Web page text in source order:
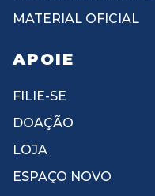
MATERIAL OFICIAL
APOIE
FILIE-SE
DOAÇÃO
LOJA
ESPAÇO NOVO